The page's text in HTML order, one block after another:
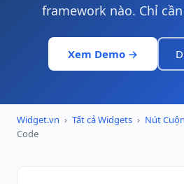
framework nào. Chỉ
Xem Demo →
Widget.vn › Tất cả Widgets › Nút
Code